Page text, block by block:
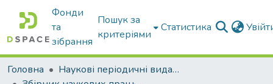
Фонди
та
зібрання
Пошук за
критеріями
Статистика
Головна
Наукові періодичні видання ТДАТУ